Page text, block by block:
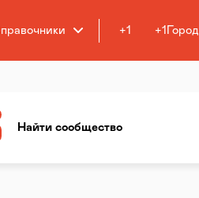
+1 +1Город
Найти сообщество